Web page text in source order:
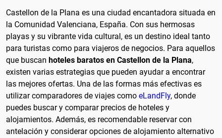
Castellon de la Plana es una ciudad encantadora situada en
la Comunidad Valenciana, España. Con sus hermosas
playas y su vibrante vida cultural, es un destino ideal tanto
para turistas como para viajeros de negocios. Para aquellos
que buscan hoteles baratos en Castellon de la Plana,
existen varias estrategias que pueden ayudar a encontrar
las mejores ofertas. Una de las formas más efectivas es
utilizar comparadores de viajes como eLandFly, donde
puedes buscar y comparar precios de hoteles y
alojamientos. Además, es recomendable reservar con
antelación y considerar opciones de alojamiento alternativo